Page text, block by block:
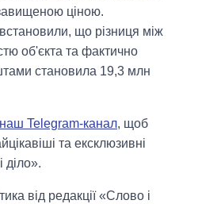
ціною.
що різниця між
об'єкта та фактично
становила 19,3 млн
Telegram-канал, щоб
та ексклюзивні
діло».
від редакції «Слово і